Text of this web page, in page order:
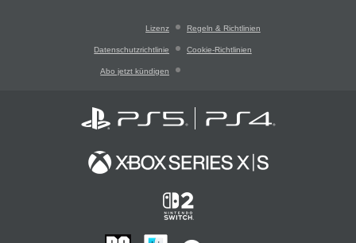
Lizenz Regeln & Richtlinien
Datenschutzrichtlinie Cookie-Richtlinien
Abo jetzt kündigen